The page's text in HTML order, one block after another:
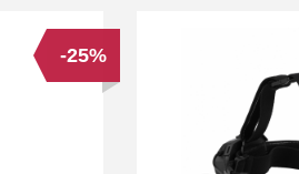
-25%